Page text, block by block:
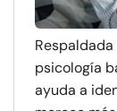
psicología
ayuda a